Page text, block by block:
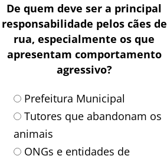
De quem deve ser a principal
responsabilidade pelos cães de
rua, especialmente os que
apresentam comportamento
agressivo?
Prefeitura Municipal
Tutores que abandonam os
animais
ONGs e entidades de